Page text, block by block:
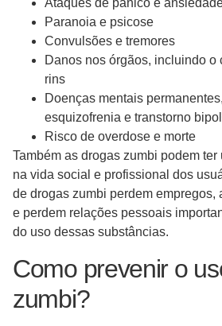
Ataques de pânico e
Paranoia e psicose
Convulsões e tremores
Danos nos órgãos, incluindo o
rins
Doenças mentais
esquizofrenia e transtorno
Risco de overdose e morte
Também as drogas zumbi podem
na vida social e profissional dos
de drogas zumbi perdem empregos,
e perdem relações pessoais
do uso dessas substâncias.
Como prevenir o
zumbi?